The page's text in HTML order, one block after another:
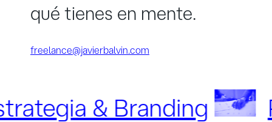
qué tienes en mente.
freelance@javierbalvin.com
Branding